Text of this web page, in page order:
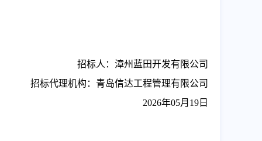
招标人： 漳州蓝田开发有限公司
招标代理机构：青岛信达工程管理有限公司
2026年05月 19 日